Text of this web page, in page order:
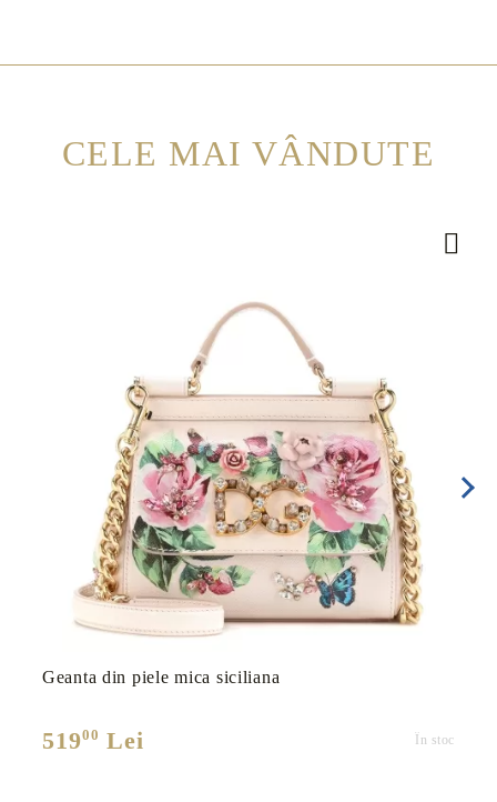
CELE MAI VÂNDUTE
Geanta din piele mica siciliana
51900 Lei În stoc